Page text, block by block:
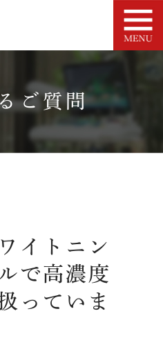
ご質問
イトニン
で高濃度
っていま